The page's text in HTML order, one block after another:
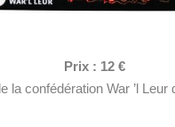
Prix : 12 €
la confédération War ’l